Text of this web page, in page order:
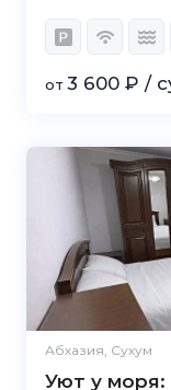
от 3 600 ₽ /
Абхазия, Сухум
Уют у моря: